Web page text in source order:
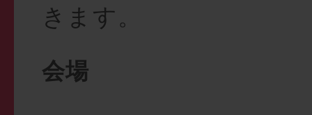
きます。
会場